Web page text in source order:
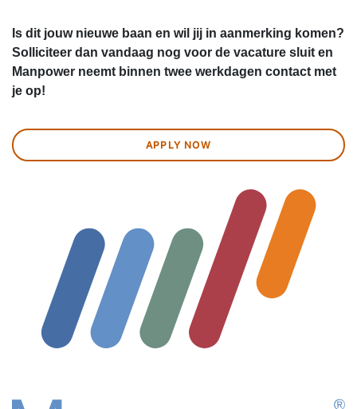
Is dit jouw nieuwe baan en wil jij in aanmerking komen?
Solliciteer dan vandaag nog voor de vacature sluit en
Manpower neemt binnen twee werkdagen contact met
je op!
APPLY NOW